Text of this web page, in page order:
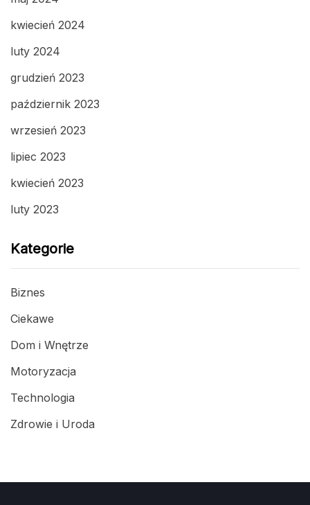
kwiecień 2024
luty 2024
grudzień 2023
październik 2023
wrzesień 2023
lipiec 2023
kwiecień 2023
luty 2023
Kategorie
Biznes
Ciekawe
Dom i Wnętrze
Motoryzacja
Technologia
Zdrowie i Uroda